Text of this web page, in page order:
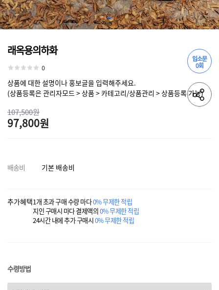
입소문
0회
래옥용의하화
0
상품에 대한 설명이나 홍보글을 입력해주세요.
(상품등록은 관리자모드 > 상품 > 카테고리/상품관리 > 상품등록 가능)
107,500원
97,800원
배송비 기본 배송비
추가혜택1개 초과 구매 수량 마다0% 무제한 적립
지인 구매시 마다 결제액의0% 무제한 적립
24시간 내에 추가 구매시0% 무제한 적립
수령방법